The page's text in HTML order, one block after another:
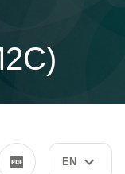
EN